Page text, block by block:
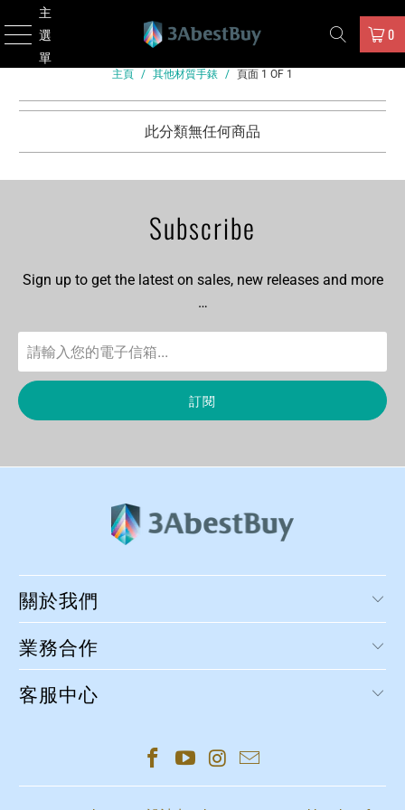
主
選
單
0
主頁 / 其他材質手錶 / 頁面 1 OF 1
此分類無任何商品
Subscribe
Sign up to get the latest on sales, new releases and more
…
關於我們
業務合作
客服中心